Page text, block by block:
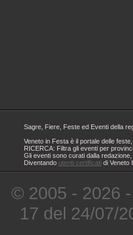
Sagre, Fiere, Feste ed Eventi della
Veneto in Festa è il portale delle
RICERCA: Filtra gli eventi per
Gli eventi sono curati dalla
Diventando utenti certificati di Veneto
© 2005 - 2026
17 del 24/07/